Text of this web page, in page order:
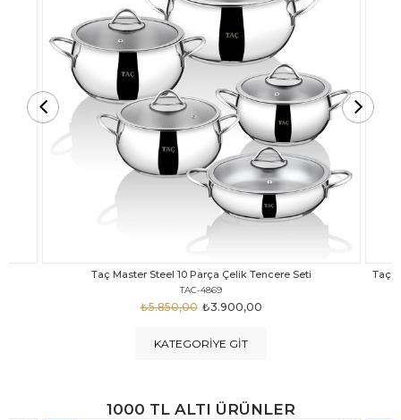
Taç Carabella Döküm Cam Kapak 7 Parça Tencere Seti Siyah
TAC-3817
₺3.250,00
₺4.350,00
KATEGORIYE GIT
1000 TL ALTI ÜRÜNLER